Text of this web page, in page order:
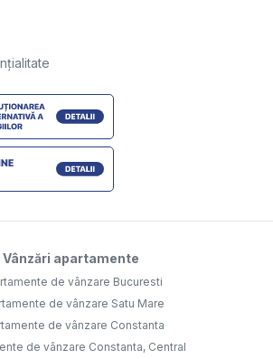
Vânzări apartamente
de vânzare Bucuresti
de vânzare Satu Mare
de vânzare Constanta
de vânzare Constanta, Central